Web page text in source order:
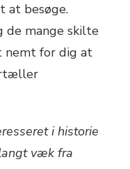
at besøge.
de mange skilte
nemt for dig at
i historie
væk fra